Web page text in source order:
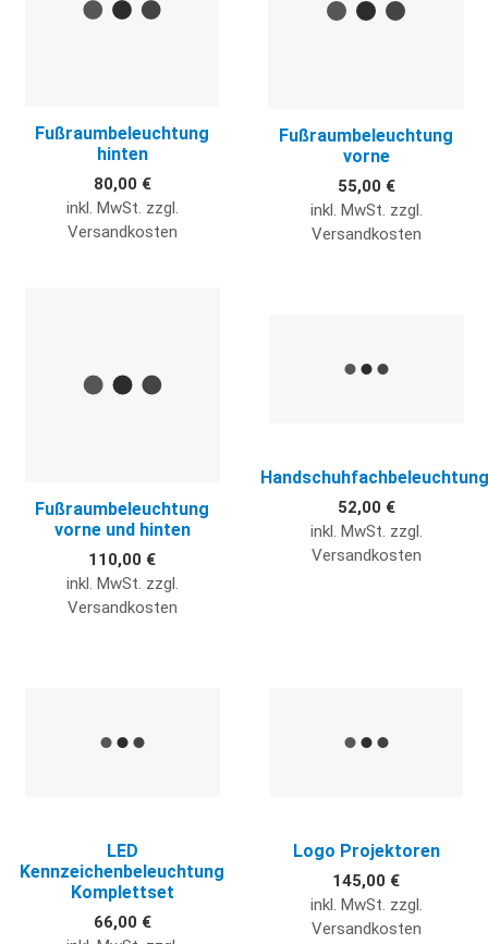
Fußraumbeleuchtung
hinten
80,00 €
inkl. MwSt. zzgl.
Versandkosten
Fußraumbeleuchtung
vorne
55,00 €
inkl. MwSt. zzgl.
Versandkosten
Fußraumbeleuchtung
vorne und hinten
110,00 €
inkl. MwSt. zzgl.
Versandkosten
Handschuhfachbeleuchtung
52,00 €
inkl. MwSt. zzgl.
Versandkosten
LED
Kennzeichenbeleuchtung
Komplettset
66,00 €
Logo Projektoren
145,00 €
inkl. MwSt. zzgl.
Versandkosten